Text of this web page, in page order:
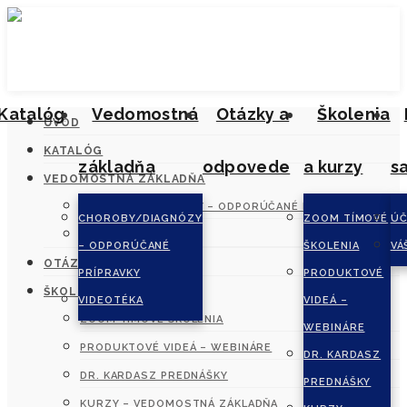
Vedomostná
základňa
CHOROBY/DIAGNÓZY
– ODPORÚČANÉ
PRÍPRAVKY
VIDEOTÉKA
Otázky a
odpovede
Školenia
a kurzy
ZOOM TÍMOVÉ
ŠKOLENIA
PRODUKTOVÉ
VIDEÁ –
WEBINÁRE
DR. KARDASZ
PREDNÁŠKY
ÚVOD
KATALÓG
VEDOMOSTNÁ ZÁKLADŇA
CHOROBY/DIAGNÓZY – ODPORÚČANÉ PRÍPRAVKY
OTÁZKY A ODPOVEDE
ŠKOLENIA A KURZY
ZOOM TÍMOVÉ ŠKOLENIA
PRODUKTOVÉ VIDEÁ – WEBINÁRE
DR. KARDASZ PREDNÁŠKY
KURZY – VEDOMOSTNÁ ZÁKLADŇA